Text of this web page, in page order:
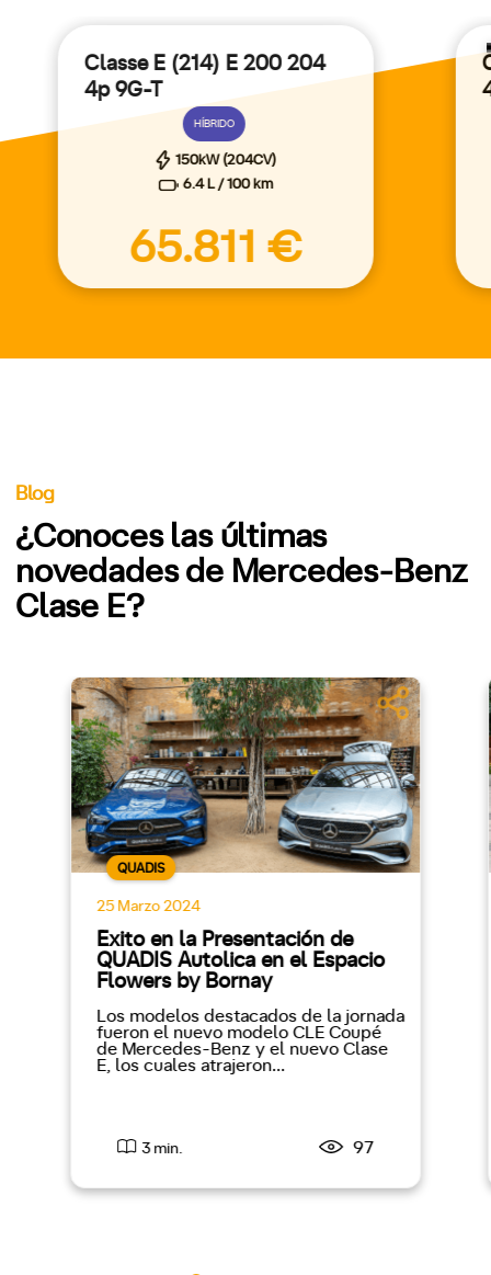
Classe E (214) E 200 204
4p 9G-T
HÍBRIDO
150kW (204CV)
6.4 L / 100 km
65.811 €
Blog
¿Conoces las últimas
novedades de Mercedes-Benz
Clase E?
QUADIS
25 Marzo 2024
Éxito en la Presentación de
QUADIS Autolica en el Espacio
Flowers by Bornay
Los modelos destacados de la jornada
fueron el nuevo modelo CLE Coupé
de Mercedes-Benz y el nuevo Clase
E, los cuales atrajeron...
3 min. 97